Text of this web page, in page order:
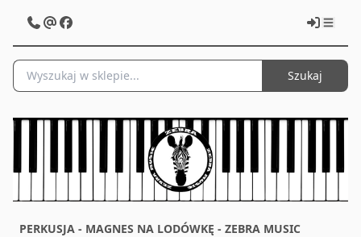
Szukaj
PERKUSJA - MAGNES NA LODÓWKĘ - ZEBRA MUSIC